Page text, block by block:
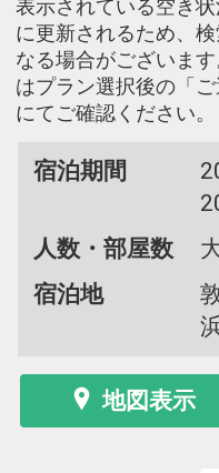
表示されている空き
に更新されるため、
なる場合がございま
はプラン選択後の「
にてご確認ください。
宿泊期間
人数・部屋数
宿泊地
地図表示